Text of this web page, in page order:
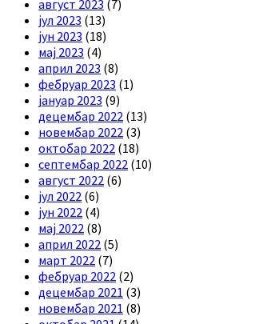
август 2023 (7)
јул 2023 (13)
јун 2023 (18)
мај 2023 (4)
април 2023 (8)
фебруар 2023 (1)
јануар 2023 (9)
децембар 2022 (13)
новембар 2022 (3)
октобар 2022 (18)
септембар 2022 (10)
август 2022 (6)
јул 2022 (6)
јун 2022 (4)
мај 2022 (8)
април 2022 (5)
март 2022 (7)
фебруар 2022 (2)
децембар 2021 (3)
новембар 2021 (8)